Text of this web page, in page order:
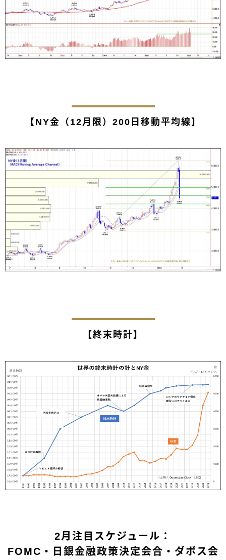
【NY金（12月限）200日移動平均線】
【終末時計】
2月注目スケジュール：
FOMC・日銀金融政策決定会合・ダボス会